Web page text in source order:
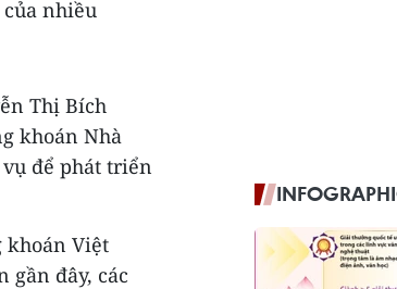
nhiều
Thị Bích
khoán Nhà
để phát triển
Việt
đây, các